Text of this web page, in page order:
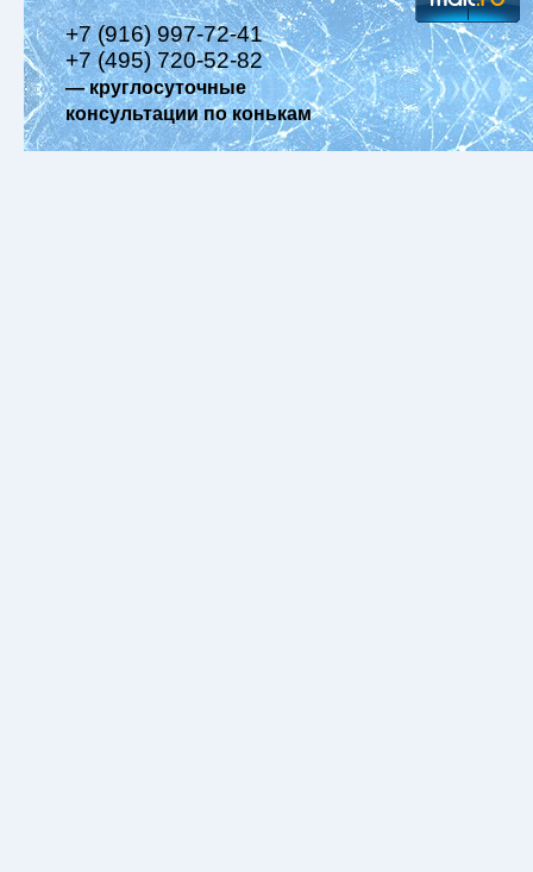
+7 (916) 997-72-41
+7 (495) 720-52-82
— круглосуточные
консультации по конькам